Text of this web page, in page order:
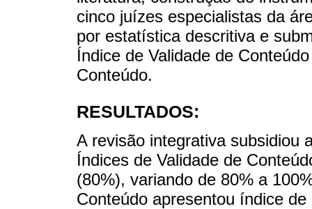
cinco juízes especialistas da
por estatística descritiva e
Índice de Validade de
Conteúdo.
RESULTADOS:
A revisão integrativa subsidiou
Índices de Validade de
(80%), variando de 80% a
Conteúdo apresentou índice